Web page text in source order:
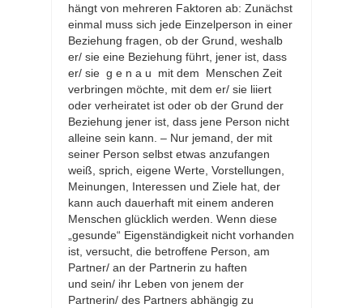
hängt von mehreren Faktoren ab: Zunächst
einmal muss sich jede Einzelperson in einer
Beziehung fragen, ob der Grund, weshalb
er/ sie eine Beziehung führt, jener ist, dass
er/ sie g e n a u mit dem Menschen Zeit
verbringen möchte, mit dem er/ sie liiert
oder verheiratet ist oder ob der Grund der
Beziehung jener ist, dass jene Person nicht
alleine sein kann. – Nur jemand, der mit
seiner Person selbst etwas anzufangen
weiß, sprich, eigene Werte, Vorstellungen,
Meinungen, Interessen und Ziele hat, der
kann auch dauerhaft mit einem anderen
Menschen glücklich werden. Wenn diese
„gesunde“ Eigenständigkeit nicht vorhanden
ist, versucht, die betroffene Person, am
Partner/ an der Partnerin zu haften
und sein/ ihr Leben von jenem der
Partnerin/ des Partners abhängig zu